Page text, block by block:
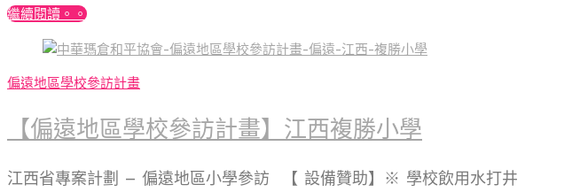
繼續閱讀。。
偏遠地區學校參訪計畫
【偏遠地區學校參訪計畫】江西複勝小學
江西省專案計劃 – 偏遠地區小學參訪 【 設備贊助】※ 學校飲用水打井